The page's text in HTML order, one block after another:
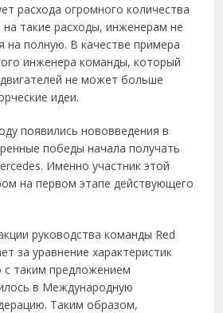
расхода огромного количества
такие расходы, инженерам не
на полную. В качестве примера
инженера команды, который
не может больше
идеи.
появились нововведения в
победы начала получать
Именно участник этой
на первом этапе действующего
руководства команды Red
за уравнение характеристик
с таким предложением
в Международную
Таким образом,